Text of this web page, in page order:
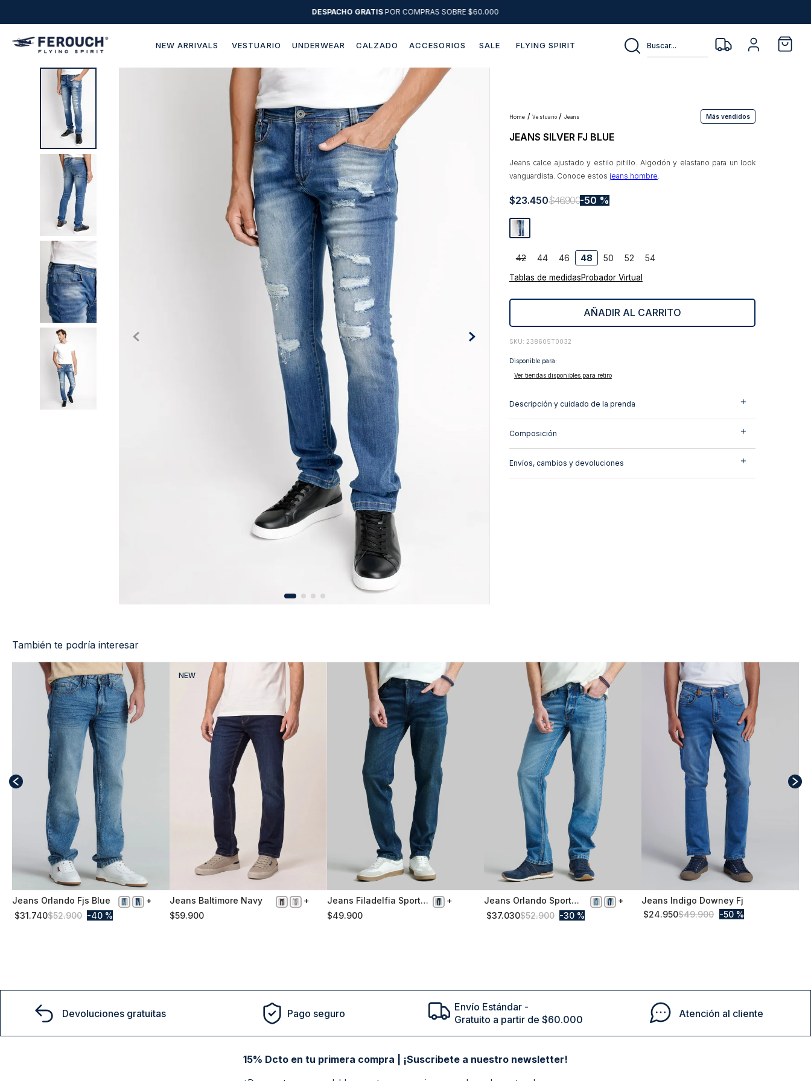
DESPACHO GRATISPOR COMPRAS SOBRE $60.000
NEW ARRIVALS VESTUARIO UNDERWEAR CALZADO ACCESORIOS SALE FLYING SPIRIT
Buscar...
vestuario jeans Más vendidos
JEANS SILVER FJ BLUE
Jeans calce ajustado y estilo pitillo. Algodón y elastano para un look
vanguardista. Conoce estos jeans hombre.
$23.450$46.900 50 %
42 44 46 48 50 52 54
Tablas de medidasProbador Virtual
AÑADIR AL CARRITO
: 238605T0032
Disponible para:
Ver tiendas disponibles para retiro
Descripción y cuidado de la prenda
Composición
Envíos, cambios y devoluciones
También te podría interesar
52
Jeans Orlando Fjs Blue
$31.740$52.900 40 %
50
NEW
Jeans Baltimore Navy
$59.900
42
Jeans Filadelfia Sport
Dk.Blue
$49.900
52
Jeans Orlando Sport
Blue
$37.030$52.900 30 %
52
Jeans Indigo Downey Fj
$24.950$49.900 50 %
Devoluciones gratuitas Pago seguro
Envío Estándar -
Gratuito a partir de $60.000
Atención al cliente
15% Dcto en tu primera compra | ¡Suscribete a nuestro newsletter!
Términos más buscados
sweater
chaquetas
3.
pantalon
4.
camisas
5.
chaqueta cuero
6.
jeans
7.
blazer
8.
9.
10 .